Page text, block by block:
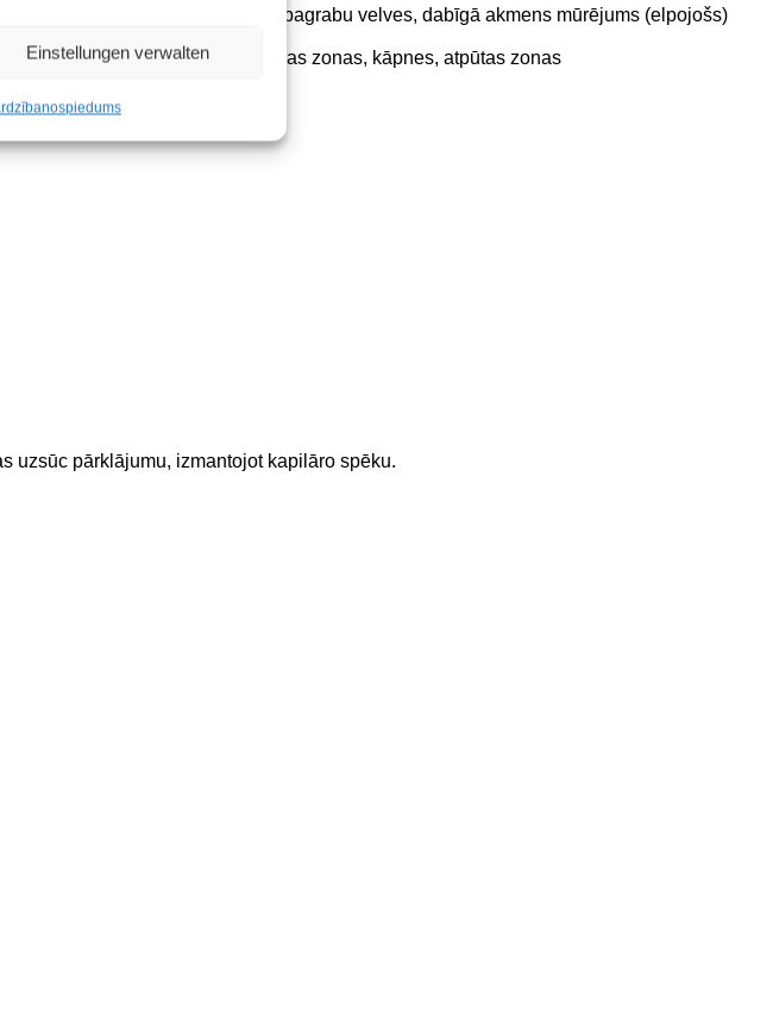
Einstellungen verwalten
nospiedums
Vēsturisko pagrabu velves, dabīgā akmens mūrējums (elpojošs)
Sabiedriskās zonas:laukumi, ieejas zonas, kāpnes, atpūtas zonas
uzsūc pārklājumu, izmantojot kapilāro spēku.